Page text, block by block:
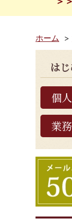
ホーム >
は
個人
業